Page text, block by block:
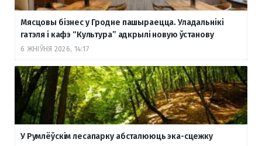
Мясцовы бізнес у Гродне пашыраецца. Уладальнікі
гатэля і кафэ “Культура” адкрылі новую ўстанову
6 ЖНІЎНЯ 2026, 14:17
У Румлёўскім лесапарку абсталююць эка-сцежку